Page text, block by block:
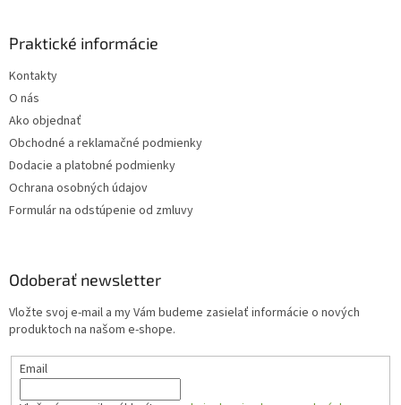
Praktické informácie
Kontakty
O nás
Ako objednať
Obchodné a reklamačné podmienky
Dodacie a platobné podmienky
Ochrana osobných údajov
Formulár na odstúpenie od zmluvy
Odoberať newsletter
Vložte svoj e-mail a my Vám budeme zasielať informácie o nových
produktoch na našom e-shope.
Email